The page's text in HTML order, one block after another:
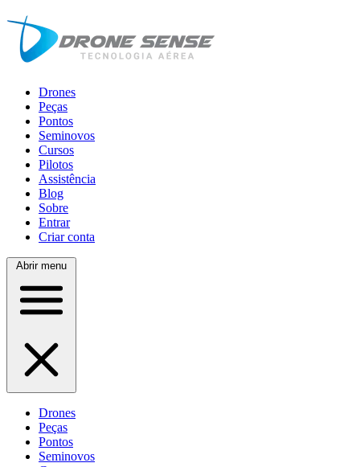
Drones
Peças
Pontos
Seminovos
Cursos
Pilotos
Assistência
Blog
Sobre
Entrar
Criar conta
Abrir menu
Drones
Peças
Pontos
Seminovos